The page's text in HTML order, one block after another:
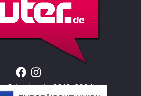
© lauter.de 2012-2024